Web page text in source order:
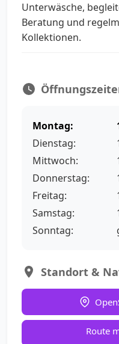
Unterwäsche,
Beratung und
Kollektionen.
Montag:
Dienstag:
Mittwoch:
Donnerstag:
Freitag:
Samstag:
Sonntag:
Standort &
Route